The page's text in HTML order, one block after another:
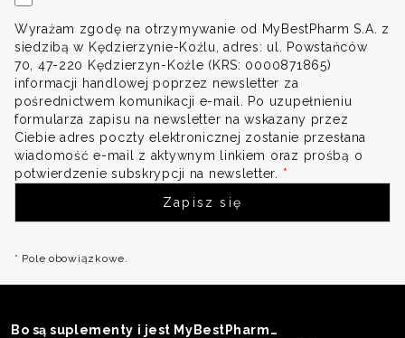
Wyrażam zgodę na otrzymywanie od MyBestPharm S.A. z
siedzibą w Kędzierzynie-Koźlu, adres: ul. Powstańców
70, 47-220 Kędzierzyn-Koźle (KRS: 0000871865)
informacji handlowej poprzez newsletter za
pośrednictwem komunikacji e-mail. Po uzupełnieniu
formularza zapisu na newsletter na wskazany przez
Ciebie adres poczty elektronicznej zostanie przesłana
wiadomość e-mail z aktywnym linkiem oraz prośbą o
potwierdzenie subskrypcji na newsletter. *
* Pole obowiązkowe.
Bo są suplementy i jest MyBestPharm…